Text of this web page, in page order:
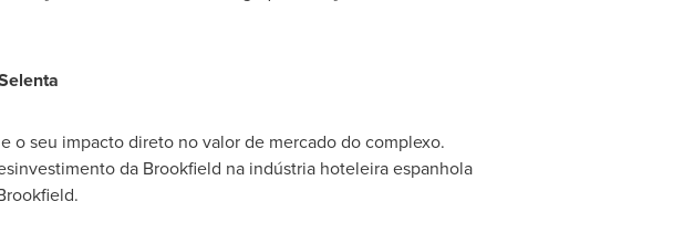
o seu impacto direto no valor de mercado do complexo.
da Brookfield na indústria hoteleira espanhola